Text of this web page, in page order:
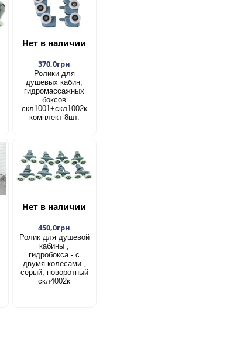
Нет в наличии
370,0грн
Ролики для
душевых кабин,
гидромассажных
боксов
скл1001+скл1002к
комплект 8шт.
Нет в наличии
450,0грн
Ролик для душевой
кабины ,
гидробокса - с
двумя колесами ,
серый, поворотный
скл4002к